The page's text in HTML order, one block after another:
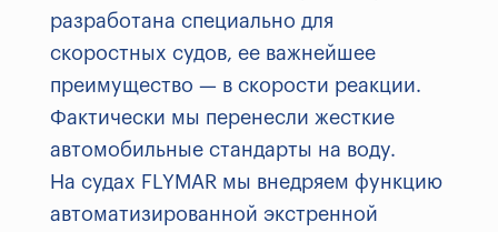
разработана специально для
скоростных судов, ее важнейшее
преимущество — в скорости реакции.
Фактически мы перенесли жесткие
автомобильные стандарты на воду.
На судах FLYMAR мы внедряем функцию
автоматизированной экстренной